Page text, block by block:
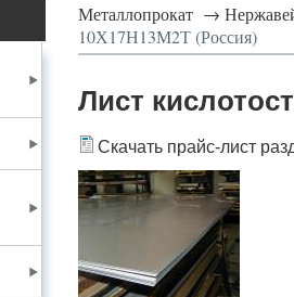
Металлопрокат →
10Х17Н13М2Т (Россия)
Лист
Скачать прайс-лист